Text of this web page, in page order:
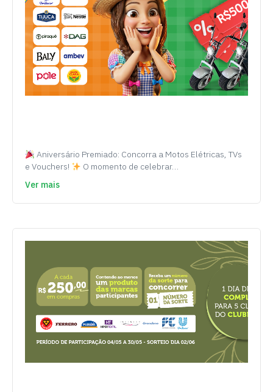
Aniversário Premiado: Concorra a Motos Elétricas, TVs
e Vouchers!
O momento de celebrar…
Ver mais